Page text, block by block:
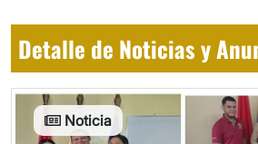
Detalle de Noticias y
Noticia